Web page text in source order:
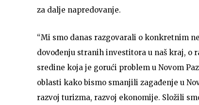
za dalje napredovanje.
“Mi smo danas razgovarali o konkretnim
dovođenju stranih investitora u naš kraj, o
sredine koja je gorući problem u Novom
oblasti kako bismo smanjili zagađenje u
razvoj turizma, razvoj ekonomije. Složili